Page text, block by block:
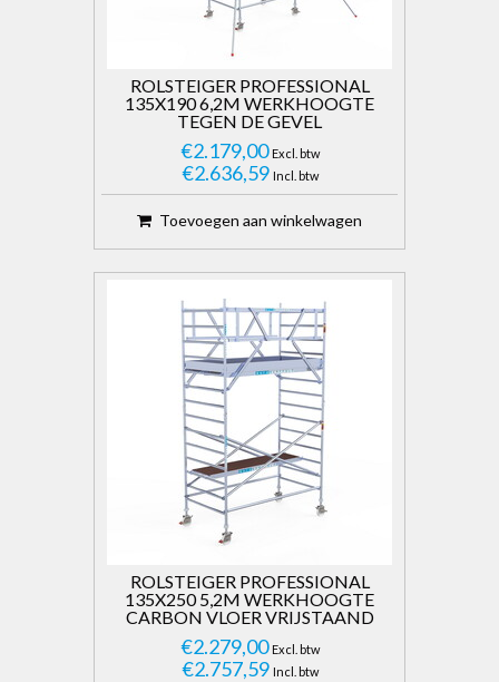
ROLSTEIGER PROFESSIONAL
135X190 6,2M WERKHOOGTE
TEGEN DE GEVEL
€2.179,00 Excl. btw
€2.636,59 Incl. btw
Toevoegen aan winkelwagen
ROLSTEIGER PROFESSIONAL
135X250 5,2M WERKHOOGTE
CARBON VLOER VRIJSTAAND
€2.279,00 Excl. btw
€2.757,59 Incl. btw